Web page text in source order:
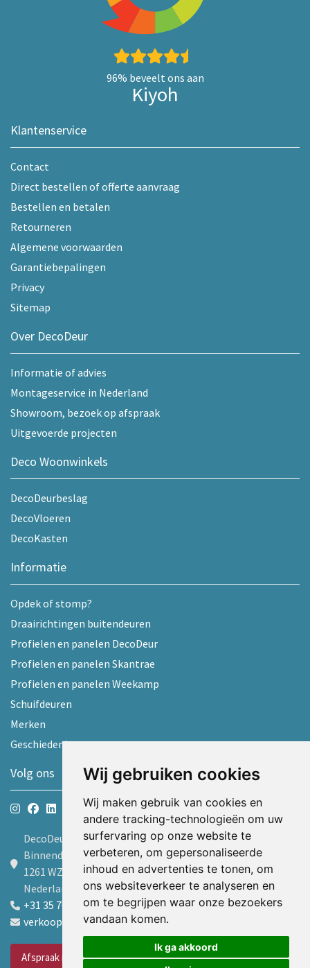
Wij gebruiken cookies
Wij maken gebruik van cookies en
andere tracking-technologieën om uw
surfervaring op onze website te
verbeteren, om gepersonaliseerde
inhoud en advertenties te tonen, om
ons websiteverkeer te analyseren en
om te begrijpen waar onze bezoekers
vandaan komen.
Ik ga akkoord
96% beveelt ons aan
Kiyoh
Klantenservice
Contact
Direct bestellen of offerte aanvraag
Bestellen en betalen
Retourneren
Algemene voorwaarden
Garantiebepalingen
Privacy
Sitemap
Over DecoDeur
Informatie of advies
Montageservice in Nederland
Showroom, bezoek op afspraak
Uitgevoerde projecten
Deco Woonwinkels
DecoDeurbeslag
DecoVloeren
DecoKasten
Informatie
Opdek of stomp?
Draairichtingen buitendeuren
Profielen en panelen DecoDeur
Profielen en panelen Skantrae
Profielen en panelen Weekamp
Schuifdeuren
Merken
Geschiedenis
Volg ons
DecoDeur B.V.
Binnendelta 9d
1261 WZ Blaricum
Nederland
+31 35 7605600
verkoop@decodeur.nl
Afspraak maken